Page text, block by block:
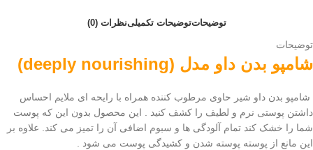
توضیحاتتوضیحات تکمیلینظرات (0)
توضیحات
شامپو بدن داو مدل (deeply nourishing)
شامپو بدن داو شیر حاوی مرطوب کننده همراه با رایحه ای ملایم احساس
داشتن پوستی نرم و لطیف را کشف کنید . این محصول بدون این که پوست
شما را خشک کند تمام آلودگی ها و سبوم اضافی آن را تمیز می کند. علاوه بر
این مانع از پوسته پوسته شدن و کشیدگی پوست می شود .